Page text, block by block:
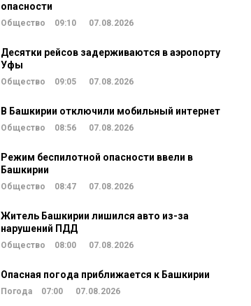
опасности
Общество 09:10 07.08.2026
Десятки рейсов задерживаются в аэропорту
Уфы
Общество 09:05 07.08.2026
В Башкирии отключили мобильный интернет
Общество 08:56 07.08.2026
Режим беспилотной опасности ввели в
Башкирии
Общество 08:47 07.08.2026
Житель Башкирии лишился авто из-за
нарушений ПДД
Общество 08:00 07.08.2026
Опасная погода приближается к Башкирии
Погода 07:00 07.08.2026